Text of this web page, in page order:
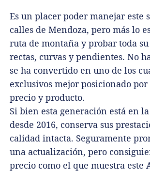
Es un placer poder manejar este
calles de Mendoza, pero más lo
ruta de montaña y probar toda
rectas, curvas y pendientes. No
se ha convertido en uno de los
exclusivos mejor posicionado
precio y producto.
Si bien esta generación está en
desde 2016, conserva sus
calidad intacta. Seguramente
una actualización, pero
precio como el que muestra este